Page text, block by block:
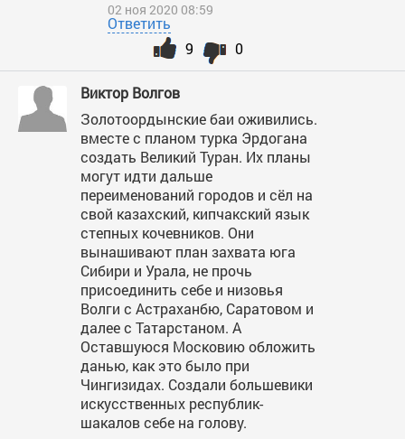
02 ноя 2020 08:59
Ответить
0
9
Виктор Волгов
Золотоордынские баи оживились.
вместе с планом турка Эрдогана
создать Великий Туран. Их планы
могут идти дальше
переименований городов и сёл на
свой казахский, кипчакский язык
степных кочевников. Они
вынашивают план захвата юга
Сибири и Урала, не прочь
присоединить себе и низовья
Волги с Астраханбю, Саратовом и
далее с Татарстаном. А
Оставшуюся Московию обложить
данью, как это было при
Чингизидах. Создали большевики
искусственных республик-
шакалов себе на голову.